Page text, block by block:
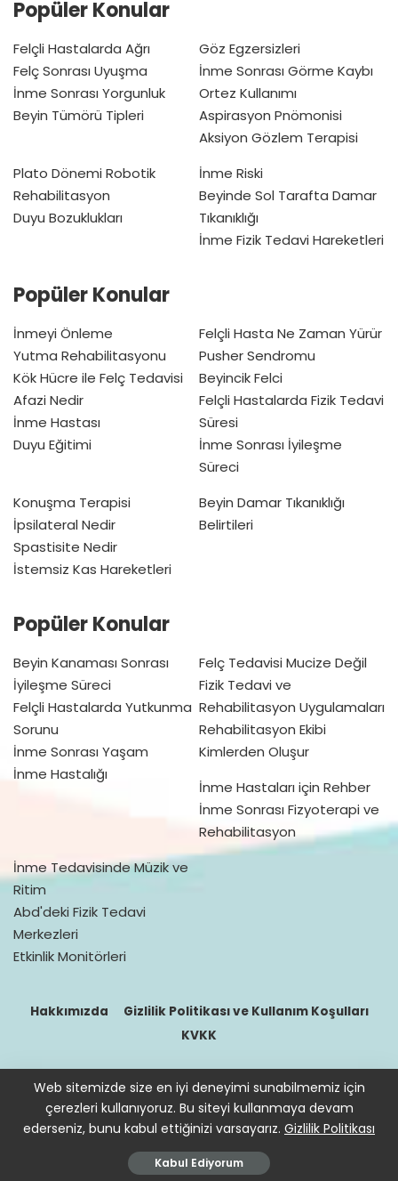
Popüler Konular
Felçli Hastalarda Ağrı
Felç Sonrası Uyuşma
İnme Sonrası Yorgunluk
Beyin Tümörü Tipleri
Göz Egzersizleri
İnme Sonrası Görme Kaybı
Ortez Kullanımı
Aspirasyon Pnömonisi
Aksiyon Gözlem Terapisi
Plato Dönemi Robotik
Rehabilitasyon
Duyu Bozuklukları
İnme Riski
Beyinde Sol Tarafta Damar
Tıkanıklığı
İnme Fizik Tedavi Hareketleri
Popüler Konular
İnmeyi Önleme
Yutma Rehabilitasyonu
Kök Hücre ile Felç Tedavisi
Afazi Nedir
İnme Hastası
Duyu Eğitimi
Felçli Hasta Ne Zaman Yürür
Pusher Sendromu
Beyincik Felci
Felçli Hastalarda Fizik Tedavi
Süresi
İnme Sonrası İyileşme
Süreci
Konuşma Terapisi
İpsilateral Nedir
Spastisite Nedir
İstemsiz Kas Hareketleri
Beyin Damar Tıkanıklığı
Belirtileri
Popüler Konular
Beyin Kanaması Sonrası
İyileşme Süreci
Felçli Hastalarda Yutkunma
Sorunu
İnme Sonrası Yaşam
İnme Hastalığı
Felç Tedavisi Mucize Değil
Fizik Tedavi ve
Rehabilitasyon Uygulamaları
Rehabilitasyon Ekibi
Kimlerden Oluşur
İnme Hastaları için Rehber
İnme Sonrası Fizyoterapi ve
Rehabilitasyon
İnme Tedavisinde Müzik ve
Ritim
Abd'deki Fizik Tedavi
Merkezleri
Etkinlik Monitörleri
Hakkımızda
Gizlilik Politikası ve Kullanım Koşulları
KVKK
© 2016–2021 doktorfizik
Site içeriğinde bulunan bilgiler destek sağlamak içindir. Hekimin
hastasını tıbbi amaçla muayene etmesi, tanı ve teşhis koyması
yerine geçmez.
Web sitemizde size en iyi deneyimi sunabilmemiz için
çerezleri kullanıyoruz. Bu siteyi kullanmaya devam
ederseniz, bunu kabul ettiğinizi varsayarız. Gizlilik Politikası
Kabul Ediyorum